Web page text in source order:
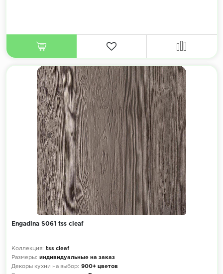
Engadina S061 tss cleaf
Коллекция: tss cleaf
Размеры: индивидуальные на заказ
Декоры кухни на выбор: 900+ цветов